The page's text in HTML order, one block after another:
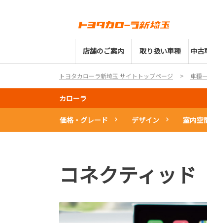
店舗のご案内 取り扱い車種 中古
トヨタカローラ新埼玉 サイトトップページ 車種
カローラ
価格・グレード デザイン 室内空
コネクティッド